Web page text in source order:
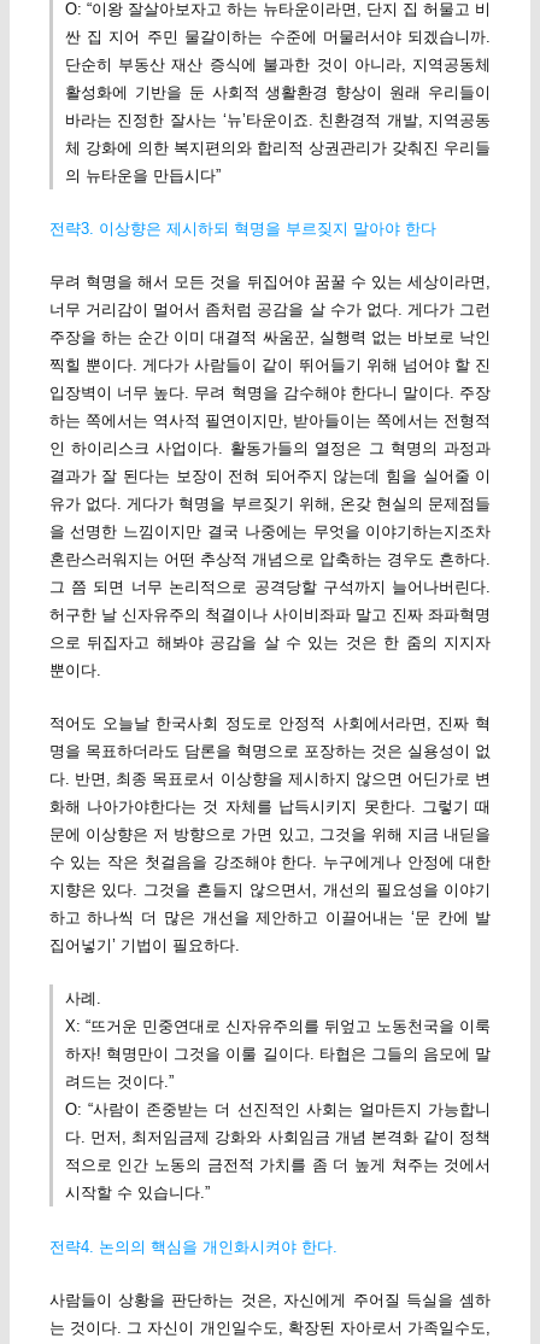
O: “이왕 잘살아보자고 하는 뉴타운이라면, 단지 집 허물고 비
싼 집 지어 주민 물갈이하는 수준에 머물러서야 되겠습니까.
단순히 부동산 재산 증식에 불과한 것이 아니라, 지역공동체
활성화에 기반을 둔 사회적 생활환경 향상이 원래 우리들이
바라는 진정한 잘사는 ‘뉴’타운이죠. 친환경적 개발, 지역공동
체 강화에 의한 복지편의와 합리적 상권관리가 갖춰진 우리들
의 뉴타운을 만듭시다”
전략3. 이상향은 제시하되 혁명을 부르짖지 말아야 한다
무려 혁명을 해서 모든 것을 뒤집어야 꿈꿀 수 있는 세상이라면,
너무 거리감이 멀어서 좀처럼 공감을 살 수가 없다. 게다가 그런
주장을 하는 순간 이미 대결적 싸움꾼, 실행력 없는 바보로 낙인
찍힐 뿐이다. 게다가 사람들이 같이 뛰어들기 위해 넘어야 할 진
입장벽이 너무 높다. 무려 혁명을 감수해야 한다니 말이다. 주장
하는 쪽에서는 역사적 필연이지만, 받아들이는 쪽에서는 전형적
인 하이리스크 사업이다. 활동가들의 열정은 그 혁명의 과정과
결과가 잘 된다는 보장이 전혀 되어주지 않는데 힘을 실어줄 이
유가 없다. 게다가 혁명을 부르짖기 위해, 온갖 현실의 문제점들
을 선명한 느낌이지만 결국 나중에는 무엇을 이야기하는지조차
혼란스러워지는 어떤 추상적 개념으로 압축하는 경우도 흔하다.
그 쯤 되면 너무 논리적으로 공격당할 구석까지 늘어나버린다.
허구한 날 신자유주의 척결이나 사이비좌파 말고 진짜 좌파혁명
으로 뒤집자고 해봐야 공감을 살 수 있는 것은 한 줌의 지지자
뿐이다.
적어도 오늘날 한국사회 정도로 안정적 사회에서라면, 진짜 혁
명을 목표하더라도 담론을 혁명으로 포장하는 것은 실용성이 없
다. 반면, 최종 목표로서 이상향을 제시하지 않으면 어딘가로 변
화해 나아가야한다는 것 자체를 납득시키지 못한다. 그렇기 때
문에 이상향은 저 방향으로 가면 있고, 그것을 위해 지금 내딛을
수 있는 작은 첫걸음을 강조해야 한다. 누구에게나 안정에 대한
지향은 있다. 그것을 흔들지 않으면서, 개선의 필요성을 이야기
하고 하나씩 더 많은 개선을 제안하고 이끌어내는 ‘문 칸에 발
집어넣기’ 기법이 필요하다.
사례.
X: “뜨거운 민중연대로 신자유주의를 뒤엎고 노동천국을 이룩
하자! 혁명만이 그것을 이룰 길이다. 타협은 그들의 음모에 말
려드는 것이다.”
O: “사람이 존중받는 더 선진적인 사회는 얼마든지 가능합니
다. 먼저, 최저임금제 강화와 사회임금 개념 본격화 같이 정책
적으로 인간 노동의 금전적 가치를 좀 더 높게 쳐주는 것에서
시작할 수 있습니다.”
전략4. 논의의 핵심을 개인화시켜야 한다.
사람들이 상황을 판단하는 것은, 자신에게 주어질 득실을 셈하
는 것이다. 그 자신이 개인일수도, 확장된 자아로서 가족일수도,